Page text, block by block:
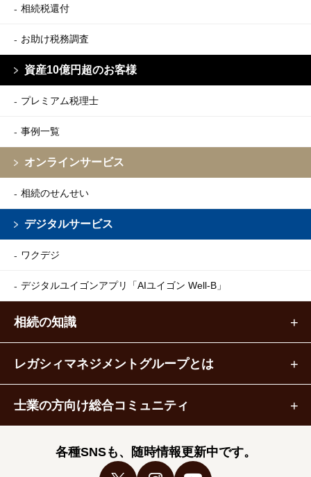
相続税還付
お助け税務調査
資産10億円超のお客様
プレミアム税理士
事例一覧
オンラインサービス
相続のせんせい
デジタルサービス
ワクデジ
デジタルユイゴンアプリ 「AIユイゴン Well-B」
相続の知識
レガシィマネジメントグループとは
士業の方向け総合コミュニティ
各種SNSも、随時情報更新中です。